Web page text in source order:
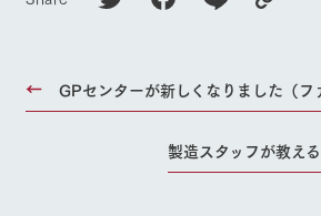
GPセンターが新しくなりました（フ
製造スタッフが教え